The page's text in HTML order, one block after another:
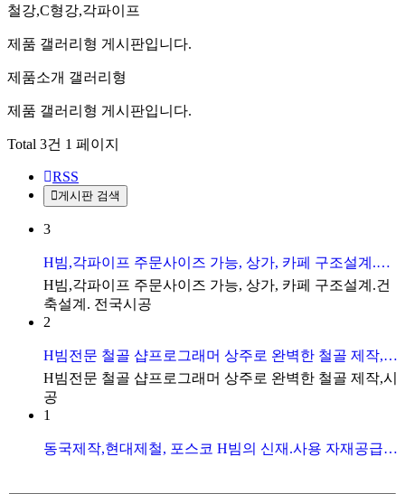
철강,C형강,각파이프
제품 갤러리형 게시판입니다.
제품소개 갤러리형
제품 갤러리형 게시판입니다.
Total 3건 1 페이지
RSS
게시판 검색
3
H빔,각파이프 주문사이즈 가능, 상가, 카페 구조설계.건축설계. 전국시공
H빔,각파이프 주문사이즈 가능, 상가, 카페 구조설계.건
축설계. 전국시공
2
H빔전문 철골 샵프로그래머 상주로 완벽한 철골 제작,시공
H빔전문 철골 샵프로그래머 상주로 완벽한 철골 제작,시
공
1
동국제작,현대제철, 포스코 H빔의 신재.사용 자재공급승인원및 납품서 제공